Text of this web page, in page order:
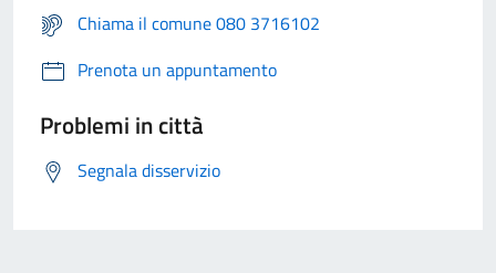
Chiama il comune 080 3716102
Prenota un appuntamento
Problemi in città
Segnala disservizio